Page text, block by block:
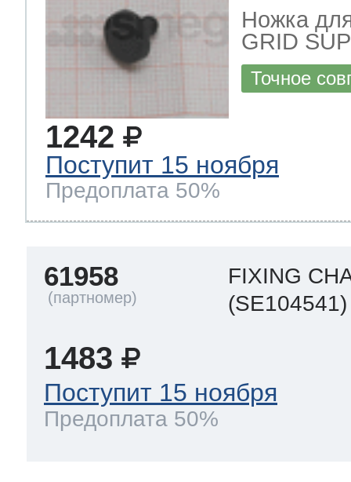
Ножка
GRID
Точное
1242
Поступит 15 ноября
Предоплата 50%
61958
FIXING
(SE104541)
1483
Поступит 15 ноября
Предоплата 50%